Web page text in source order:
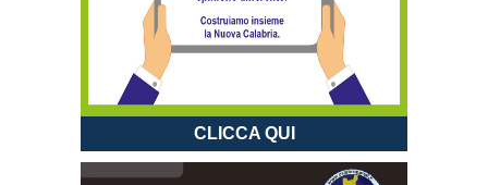
CLICCA QUI